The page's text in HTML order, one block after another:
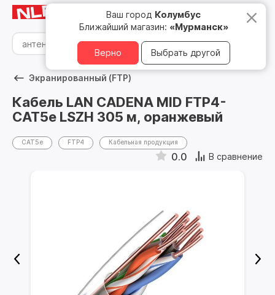
Мурманск
Ваш город Колумбус
Ближайший магазин: «Мурманск»
Верно Выбрать другой
8 800 500 05 15
Экранированный (FTP)
Кабель LAN CADENA MID FTP4-
CAT5e LSZH 305 м, оранжевый
CAT5e FTP4 Кабельная продукция
0.0 В сравнение